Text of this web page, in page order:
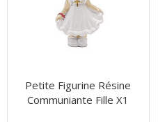
Petite Figurine Résine
Communiante Fille X1